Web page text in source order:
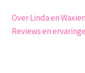
Over Linda en
Reviews en